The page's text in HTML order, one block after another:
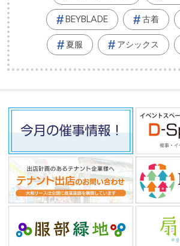
BEYBLADE 古着
夏服 アシックス